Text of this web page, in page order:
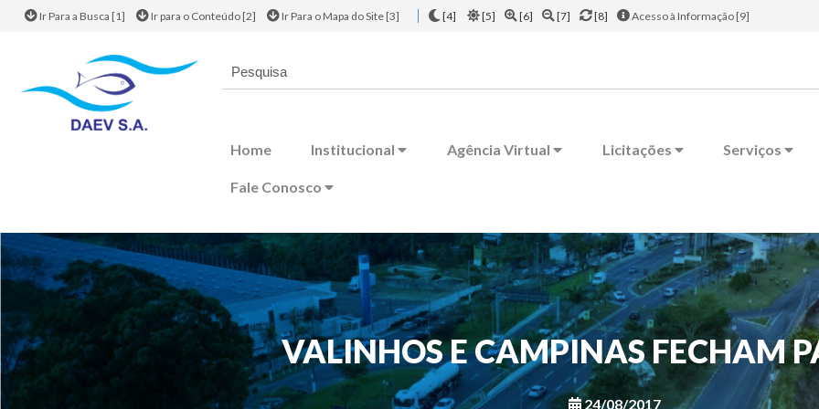
Ir Para a Busca [1] Ir para o Conteúdo [2] Ir Para o Mapa do Site [3] [4] [5] [6] [7] [8] Acesso à Informação [9]
Home Institucional Agência Virtual Licitações Serviços
Fale Conosco
VALINHOS E CAMPINAS FECHAM
24/08/2017